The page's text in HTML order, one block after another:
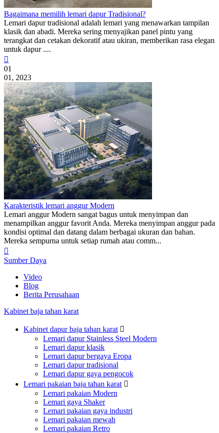
Bagaimana memilih lemari dapur Tradisional?
Lemari dapur tradisional adalah lemari yang menawarkan tampilan
klasik dan abadi. Mereka sering menyajikan panel pintu yang
terangkat dan cetakan dekoratif atau ukiran, memberikan rasa elegan
untuk dapur ....

01
01, 2023
Karakteristik lemari anggur Modern
Lemari anggur Modern sangat bagus untuk menyimpan dan
menampilkan anggur favorit Anda. Mereka menyimpan anggur pada
kondisi optimal dan datang dalam berbagai ukuran dan bahan.
Mereka sempurna untuk setiap rumah atau comm...

Sumber Daya
Video
Blog
Berita Perusahaan
Kabinet baja tahan karat
Kabinet dapur baja tahan karat 
Lemari dapur Stainless Steel Modern
Lemari dapur klasik
Lemari dapur bergaya Eropa
Lemari dapur tradisional
Lemari dapur gaya pengocok
Lemari pakaian baja tahan karat 
Lemari pakaian Modern
Lemari gaya Shaker
Lemari pakaian gaya industri
Lemari pakaian mewah
Lemari pakaian Retro